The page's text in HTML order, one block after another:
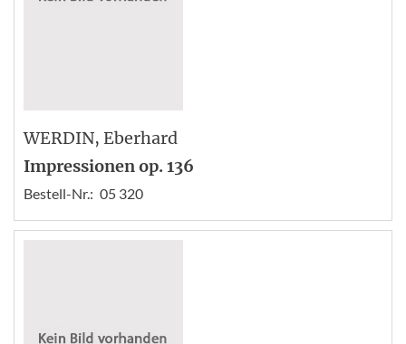
WERDIN, Eberhard
Impressionen op. 136
Bestell-Nr.: 05 320